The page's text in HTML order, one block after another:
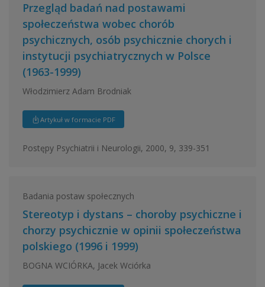
Przegląd badań nad postawami
społeczeństwa wobec chorób
psychicznych, osób psychicznie chorych i
instytucji psychiatrycznych w Polsce
(1963-1999)
Włodzimierz Adam Brodniak
Artykuł w formacie PDF
Postępy Psychiatrii i Neurologii, 2000, 9, 339-351
Badania postaw społecznych
Stereotyp i dystans – choroby psychiczne i
chorzy psychicznie w opinii społeczeństwa
polskiego (1996 i 1999)
BOGNA WCIÓRKA, Jacek Wciórka